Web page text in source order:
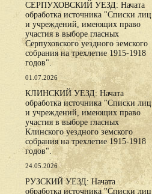
СЕРПУХОВСКИЙ УЕЗД: Начата
обработка источника "Списки лиц
и учреждений, имеющих право
участия в выборе гласных
Серпуховского уездного земского
собрания на трехлетие 1915-1918
годов".
01.07.2026
КЛИНСКИЙ УЕЗД: Начата
обработка источника "Списки лиц
и учреждений, имеющих право
участия в выборе гласных
Клинского уездного земского
собрания на трехлетие 1915-1918
годов".
24.05.2026
РУЗСКИЙ УЕЗД: Начата
обработка источника "Списки лиц